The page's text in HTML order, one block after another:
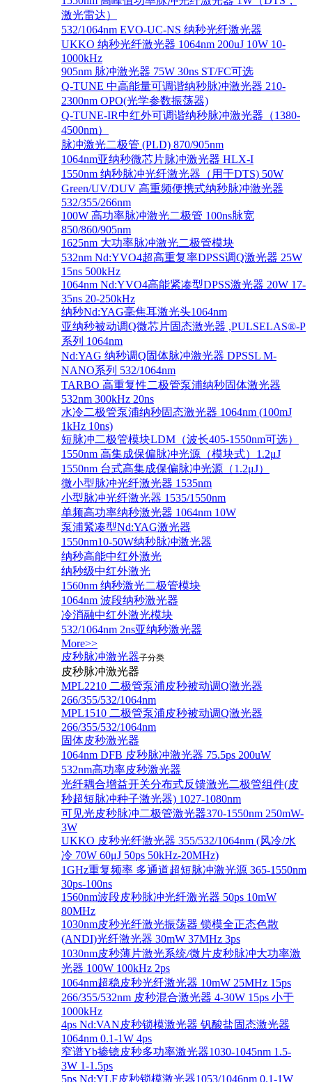
激光雷达）
532/1064nm EVO-UC-NS 纳秒光纤激光器
UKKO 纳秒光纤激光器 1064nm 200uJ 10W 10-
1000kHz
905nm 脉冲激光器 75W 30ns ST/FC可选
Q-TUNE 中高能量可调谐纳秒脉冲激光器 210-
2300nm OPO(光学参数振荡器)
Q-TUNE-IR中红外可调谐纳秒脉冲激光器（1380-
4500nm）
脉冲激光二极管 (PLD) 870/905nm
1064nm亚纳秒微芯片脉冲激光器 HLX-I
1550nm 纳秒脉冲光纤激光器（用于DTS) 50W
Green/UV/DUV 高重频便携式纳秒脉冲激光器
532/355/266nm
100W 高功率脉冲激光二极管 100ns脉宽
850/860/905nm
1625nm 大功率脉冲激光二极管模块
532nm Nd:YVO4超高重复率DPSS调Q激光器 25W
15ns 500kHz
1064nm Nd:YVO4高能紧凑型DPSS激光器 20W 17-
35ns 20-250kHz
纳秒Nd:YAG毫焦耳激光头1064nm
亚纳秒被动调Q微芯片固态激光器 ,PULSELAS®-P
系列 1064nm
Nd:YAG 纳秒调Q固体脉冲激光器 DPSSL M-
NANO系列 532/1064nm
TARBO 高重复性二极管泵浦纳秒固体激光器
532nm 300kHz 20ns
水冷二极管泵浦纳秒固态激光器 1064nm (100mJ
1kHz 10ns)
短脉冲二极管模块LDM（波长405-1550nm可选）
1550nm 高集成保偏脉冲光源（模块式）1.2μJ
1550nm 台式高集成保偏脉冲光源（1.2μJ）
微小型脉冲光纤激光器 1535nm
小型脉冲光纤激光器 1535/1550nm
单频高功率纳秒激光器 1064nm 10W
泵浦紧凑型Nd:YAG激光器
1550nm10-50W纳秒脉冲激光器
纳秒高能中红外激光
纳秒级中红外激光
1560nm 纳秒激光二极管模块
1064nm 波段纳秒激光器
冷消融中红外激光模块
532/1064nm 2ns亚纳秒激光器
More>>
皮秒脉冲激光器子分类
皮秒脉冲激光器
​MPL2210 二极管泵浦皮秒被动调Q激光器
266/355/532/1064nm
MPL1510 二极管泵浦皮秒被动调Q激光器
266/355/532/1064nm
固体皮秒激光器
1064nm DFB 皮秒脉冲激光器 75.5ps 200uW
532nm高功率皮秒激光器
光纤耦合增益开关分布式反馈激光二极管组件(皮
秒超短脉冲种子激光器) 1027-1080nm
可见光皮秒脉冲二极管激光器370-1550nm 250mW-
3W
UKKO 皮秒光纤激光器 355/532/1064nm (风冷/水
冷 70W 60μJ 50ps 50kHz-20MHz)
1GHz重复频率 多通道超短脉冲激光源 365-1550nm
30ps-100ns
1560nm波段皮秒脉冲光纤激光器 50ps 10mW
80MHz
1030nm皮秒光纤激光振荡器 锁模全正态色散
(ANDI)光纤激光器 30mW 37MHz 3ps
1030nm皮秒薄片激光系统/微片皮秒脉冲大功率激
光器 100W 100kHz 2ps
1064nm超稳皮秒光纤激光器 10mW 25MHz 15ps
266/355/532nm 皮秒混合激光器 4-30W 15ps 小于
1000kHz
4ps Nd:VAN皮秒锁模激光器 钒酸盐固态激光器
1064nm 0.1-1W 4ps
窄谱Yb掺镱皮秒多功率激光器1030-1045nm 1.5-
3W 1-1.5ps
5ps Nd:YLF皮秒锁模激光器1053/1046nm 0.1-1W